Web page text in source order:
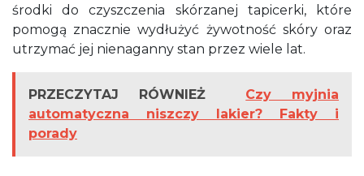
środki do czyszczenia skórzanej tapicerki, które
pomogą znacznie wydłużyć żywotność skóry oraz
utrzymać jej nienaganny stan przez wiele lat.
PRZECZYTAJ RÓWNIEŻ
Czy myjnia
automatyczna niszczy lakier? Fakty i
porady